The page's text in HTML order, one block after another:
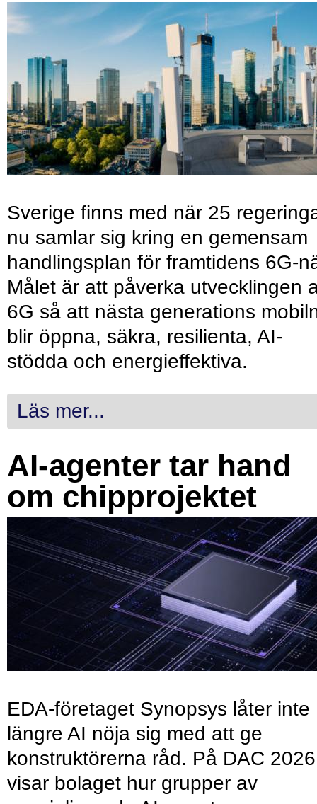
Sverige finns med när 25
nu samlar sig kring en gemensam
handlingsplan för framtidens 6G-
Målet är att påverka utvecklingen
6G så att nästa generations
blir öppna, säkra, resilienta, AI-
stödda och energieffektiva.
Läs mer...
AI-agenter tar hand
om chipprojektet
EDA-företaget Synopsys låter inte
längre AI nöja sig med att ge
konstruktörerna råd. På DAC 2026
visar bolaget hur grupper av